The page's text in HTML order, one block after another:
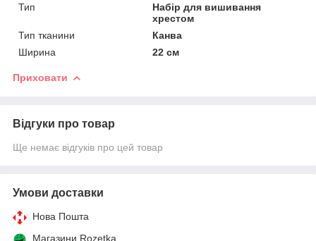
Тип
Набір для вишивання
хрестом
Тип тканини
Канва
Ширина
22 см
Приховати
Відгуки про товар
Ще немає відгуків про цей товар
Умови доставки
Нова Пошта
Магазини Rozetka